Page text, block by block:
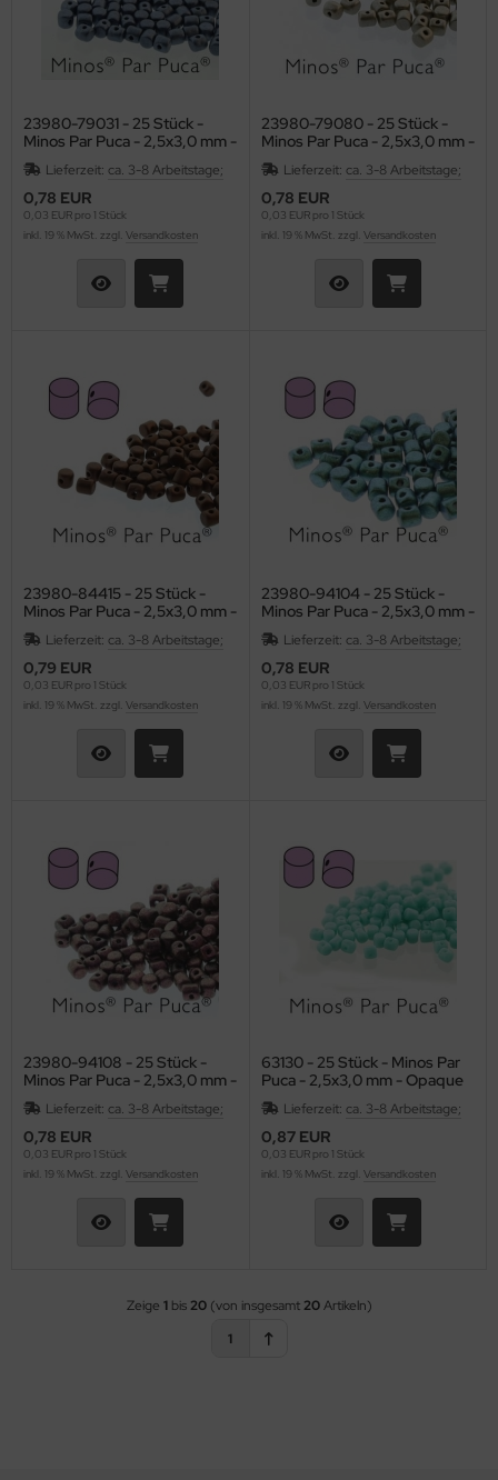
23980-79031 - 25 Stück -
Minos Par Puca - 2,5x3,0 mm -
Metallic Matte Blue
Lieferzeit: ca. 3-8 Arbeitstage;
0,78 EUR
0,03 EUR pro 1 Stück
inkl. 19 % MwSt. zzgl. Versandkosten
23980-79080 - 25 Stück -
Minos Par Puca - 2,5x3,0 mm -
Metallic Matte Beige
Lieferzeit: ca. 3-8 Arbeitstage;
0,78 EUR
0,03 EUR pro 1 Stück
inkl. 19 % MwSt. zzgl. Versandkosten
23980-84415 - 25 Stück -
Minos Par Puca - 2,5x3,0 mm -
Dk Bronze Matte
Lieferzeit: ca. 3-8 Arbeitstage;
0,79 EUR
0,03 EUR pro 1 Stück
inkl. 19 % MwSt. zzgl. Versandkosten
23980-94104 - 25 Stück -
Minos Par Puca - 2,5x3,0 mm -
Metallic Matte Green
Turquoise
Lieferzeit: ca. 3-8 Arbeitstage;
0,78 EUR
0,03 EUR pro 1 Stück
inkl. 19 % MwSt. zzgl. Versandkosten
23980-94108 - 25 Stück -
Minos Par Puca - 2,5x3,0 mm -
Metallic Matte Dk Violet
Lieferzeit: ca. 3-8 Arbeitstage;
0,78 EUR
0,03 EUR pro 1 Stück
inkl. 19 % MwSt. zzgl. Versandkosten
63130 - 25 Stück - Minos Par
Puca - 2,5x3,0 mm - Opaque
Green Turquoise
Lieferzeit: ca. 3-8 Arbeitstage;
0,87 EUR
0,03 EUR pro 1 Stück
inkl. 19 % MwSt. zzgl. Versandkosten
Zeige 1bis20(von insgesamt20Artikeln)
1